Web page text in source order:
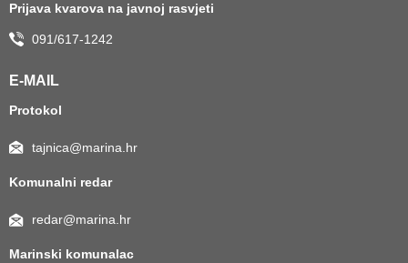
Prijava kvarova na javnoj rasvjeti
091/617-1242
E-MAIL
Protokol
tajnica@marina.hr
Komunalni redar
redar@marina.hr
Marinski komunalac